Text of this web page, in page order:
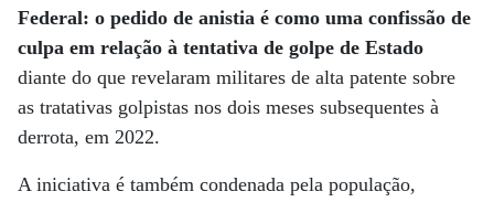
Federal: o pedido de anistia é como uma confissão de
culpa em relação à tentativa de golpe de Estado
diante do que revelaram militares de alta patente sobre
as tratativas golpistas nos dois meses subsequentes à
derrota, em 2022.
A iniciativa é também condenada pela população,